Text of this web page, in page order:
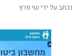
נכתב על ידי שי פרץ